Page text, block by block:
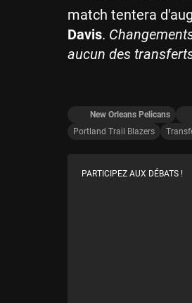
match tentera
Davis.
aucun des
New Orleans Pelicans
Portland Trail Blazers
PARTICIPEZ AUX DÉBATS !